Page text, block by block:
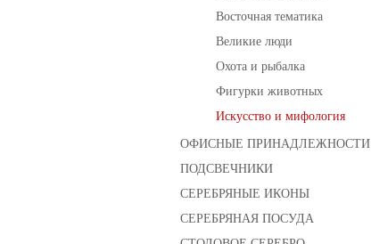
Восточная тематика
Великие люди
Охота и рыбалка
Фигурки животных
Искусство и мифология
ОФИСНЫЕ ПРИНАДЛЕЖНОСТИ
ПОДСВЕЧНИКИ
СЕРЕБРЯНЫЕ ИКОНЫ
СЕРЕБРЯНАЯ ПОСУДА